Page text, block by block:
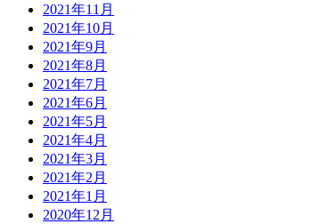
2021年11月
2021年10月
2021年9月
2021年8月
2021年7月
2021年6月
2021年5月
2021年4月
2021年3月
2021年2月
2021年1月
2020年12月